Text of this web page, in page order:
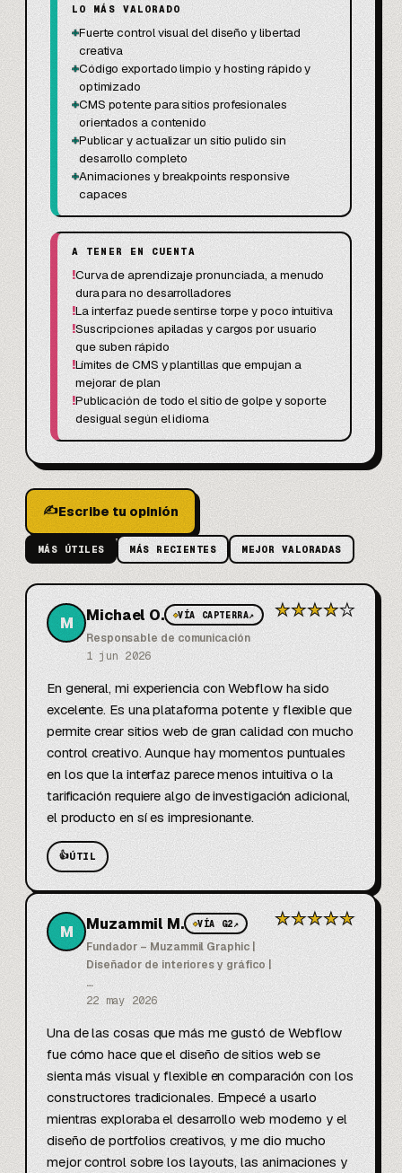
LO MÁS VALORADO
+Fuerte control visual del diseño y libertad
creativa
+Código exportado limpio y hosting rápido y
optimizado
+CMS potente para sitios profesionales
orientados a contenido
+Publicar y actualizar un sitio pulido sin
desarrollo completo
+Animaciones y breakpoints responsive
capaces
A TENER EN CUENTA
!Curva de aprendizaje pronunciada, a menudo
dura para no desarrolladores
!La interfaz puede sentirse torpe y poco intuitiva
!Suscripciones apiladas y cargos por usuario
que suben rápido
!Límites de CMS y plantillas que empujan a
mejorar de plan
!Publicación de todo el sitio de golpe y soporte
desigual según el idioma
✍Escribe tu opinión
MÁS ÚTILES MÁS RECIENTES MEJOR VALORADAS
M Michael O. ◆VÍA CAPTERRA↗
Responsable de comunicación
1 jun 2026
★★★★★
En general, mi experiencia con Webflow ha sido
excelente. Es una plataforma potente y flexible que
permite crear sitios web de gran calidad con mucho
control creativo. Aunque hay momentos puntuales
en los que la interfaz parece menos intuitiva o la
tarificación requiere algo de investigación adicional,
el producto en sí es impresionante.
👍ÚTIL
M Muzammil M. ◆VÍA G2↗
Fundador – Muzammil Graphic |
Diseñador de interiores y gráfico |
…
22 may 2026
★★★★★
Una de las cosas que más me gustó de Webflow
fue cómo hace que el diseño de sitios web se
sienta más visual y flexible en comparación con los
constructores tradicionales. Empecé a usarlo
mientras exploraba el desarrollo web moderno y el
diseño de portfolios creativos, y me dio mucho
mejor control sobre los layouts, las animaciones y